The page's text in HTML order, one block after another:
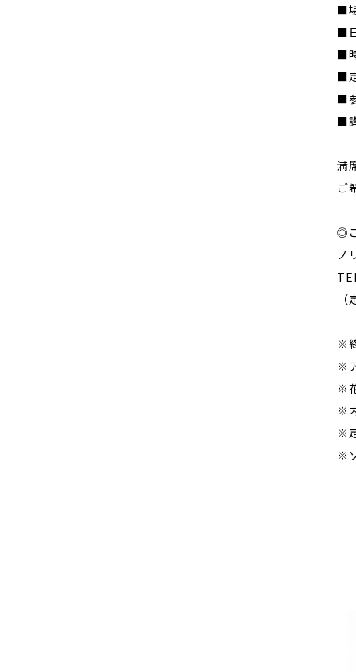
■
■
■
■
■
■
満
ご
◎
ノ
※
※
※
※
※
※